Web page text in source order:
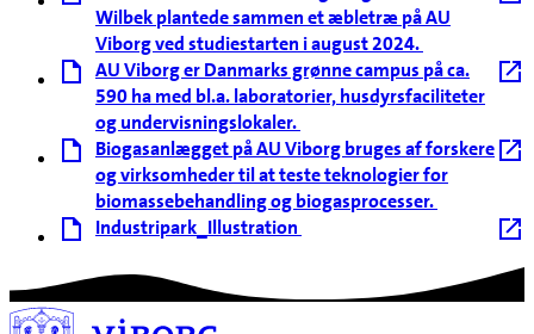
Wilbek plantede sammen et æbletræ på AU
Viborg ved studiestarten i august 2024.
AU Viborg er Danmarks grønne campus på ca.
590 ha med bl.a. laboratorier, husdyrsfaciliteter
og undervisningslokaler.
Biogasanlægget på AU Viborg bruges af forskere
og virksomheder til at teste teknologier for
biomassebehandling og biogasprocesser.
Industripark_Illustration